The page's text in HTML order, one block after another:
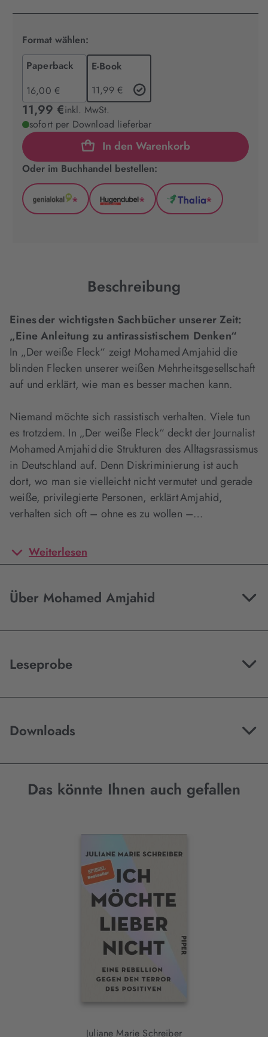
Format wählen:
Paperback
16,00 €
E-Book
11,99 €
11,99 €inkl. MwSt.
sofort per Download lieferbar
In den Warenkorb
Oder im Buchhandel bestellen:
GenialLokal
*
Hugendubel
*
Thalia
*
Beschreibung
Eines der wichtigsten Sachbücher unserer Zeit:
„Eine Anleitung zu antirassistischem Denken“
In „Der weiße Fleck“ zeigt Mohamed Amjahid die
blinden Flecken unserer weißen Mehrheitsgesellschaft
auf und erklärt, wie man es besser machen kann.
Niemand möchte sich rassistisch verhalten. Viele tun
es trotzdem. In „Der weiße Fleck“ deckt der Journalist
Mohamed Amjahid die Strukturen des Alltagsrassismus
in Deutschland auf. Denn Diskriminierung ist auch
dort, wo man sie vielleicht nicht vermutet und gerade
weiße, privilegierte Personen, erklärt Amjahid,
verhalten sich oft – ohne es zu wollen –…
Weiterlesen
Über Mohamed Amjahid
Leseprobe
Downloads
Das könnte Ihnen auch gefallen
Interaktives
Juliane Marie Schreiber